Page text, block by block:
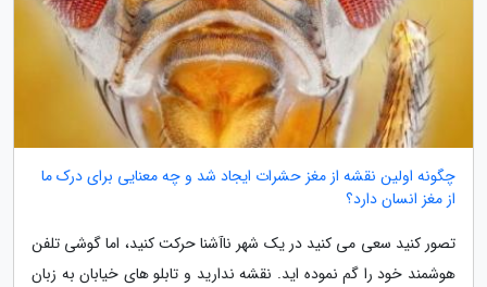
چگونه اولین نقشه از مغز حشرات ایجاد شد و چه معنایی برای درک ما
از مغز انسان دارد؟
تصور کنید سعی می کنید در یک شهر ناآشنا حرکت کنید، اما گوشی تلفن
هوشمند خود را گم نموده اید. نقشه ندارید و تابلو های خیابان به زبان